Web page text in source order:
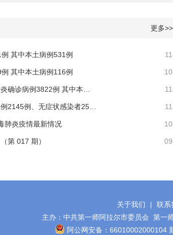
更多>>
其中本土病例531例
其中本土病例116例
确诊病例3822例 其中本…
2145例、无症状感染者25…
肺炎疫情最新情况
第 017 期）
关于我们 | 联系
主办：中共第一师阿拉尔市委员会 第
阿公网安备：66010002000104